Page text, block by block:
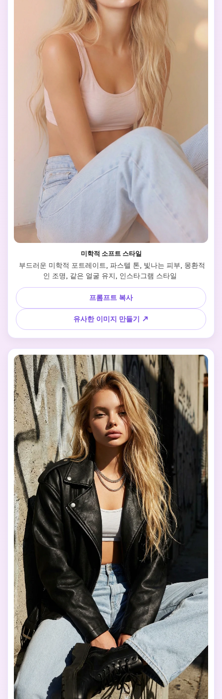
미학적 소프트 스타일
부드러운 미학적 포트레이트, 파스텔 톤, 빛나는 피부, 몽환적
프롬프트 복사
유사한 이미지 만들기 ↗